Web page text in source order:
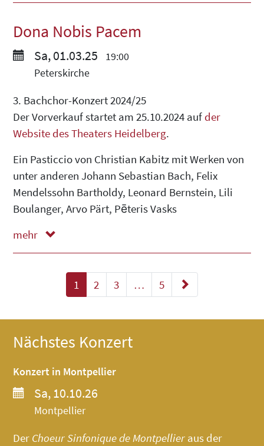
Dona Nobis Pacem
Sa, 01.03.25
19:00
Peterskirche
3. Bachchor-Konzert 2024/25
Der Vorverkauf startet am 25.10.2024 auf der
Website des Theaters Heidelberg.
Ein Pasticcio von Christian Kabitz mit Werken von
unter anderen Johann Sebastian Bach, Felix
Mendelssohn Bartholdy, Leonard Bernstein, Lili
Boulanger, Arvo Pärt, Pēteris Vasks
mehr
weniger
1 2 3 … 5 Ältere Beiträge
Nächstes Konzert
Konzert in Montpellier
Sa, 10.10.26
Montpellier
Der Choeur Sinfonique de Montpellier aus der